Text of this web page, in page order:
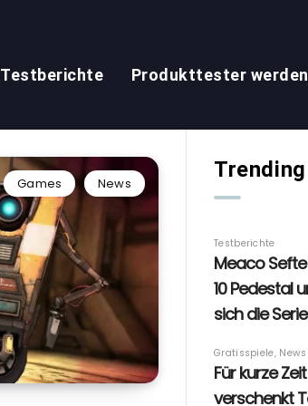
Testberichte Produkttester werden
Games News
Trending